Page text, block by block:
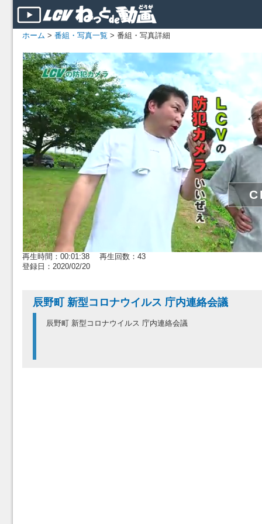
ホーム > 番組・写真一覧 > 番組・写真詳細
再生時間：00:01:38 再生回数：43
登録日：2020/02/20
辰野町 新型コロナウイルス 庁内連絡会議
辰野町 新型コロナウイルス 庁内連絡会議